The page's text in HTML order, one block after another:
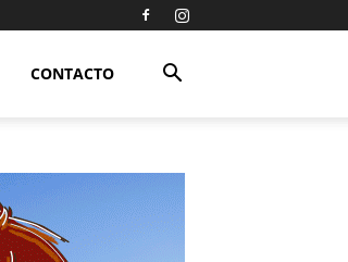
CONTACTO